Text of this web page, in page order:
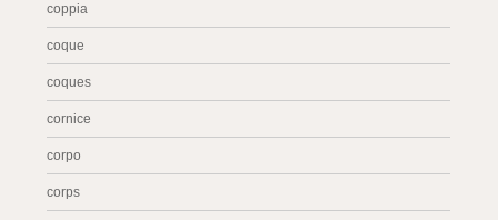
coppia
coque
coques
cornice
corpo
corps